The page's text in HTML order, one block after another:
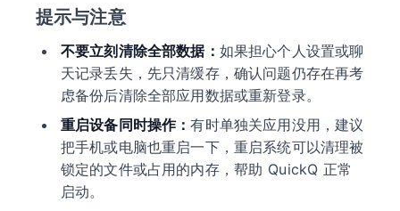
提示与注意
不要立刻清除全部数据： 如果担心个人设置或聊
天记录丢失，先只清缓存，确认问题仍存在再考
虑备份后清除全部应用数据或重新登录。
重启设备同时操作：有时单独关应用没用，建议
把手机或电脑也重启一下，重启系统可以清理被
锁定的文件或占用的内存，帮助 QuickQ 正常
启动。